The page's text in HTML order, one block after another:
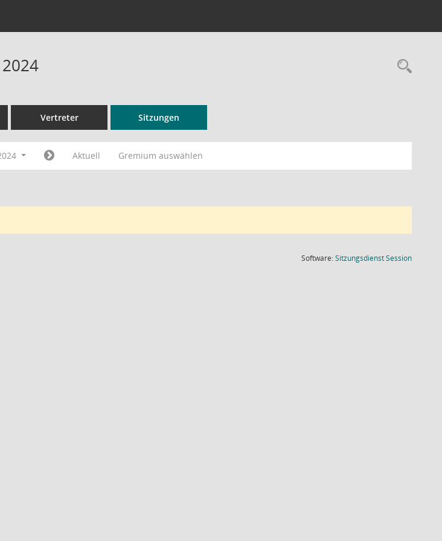
Vertreter Sitzungen
Aktuell Gremium auswählen
Software:SitzungsdienstSession(Wird in